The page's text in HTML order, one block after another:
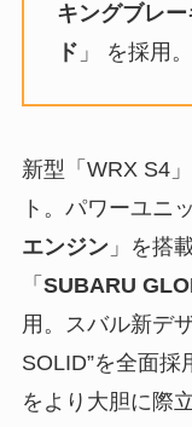
キングブレ
ド 」 を採用。
新型「WRX S4
ト。パワーユニ
エンジン」を搭
「 SUBARU
用。スバル新デ
SOLID”を全面
をより大胆に際